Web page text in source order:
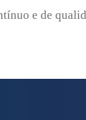
e de